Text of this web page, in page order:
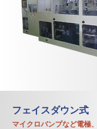
フェイスダウン式
マイクロバンプなど電極